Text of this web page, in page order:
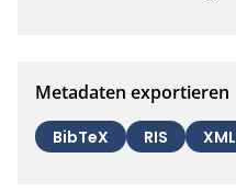
Metadaten exportieren
BibTeX RIS XML